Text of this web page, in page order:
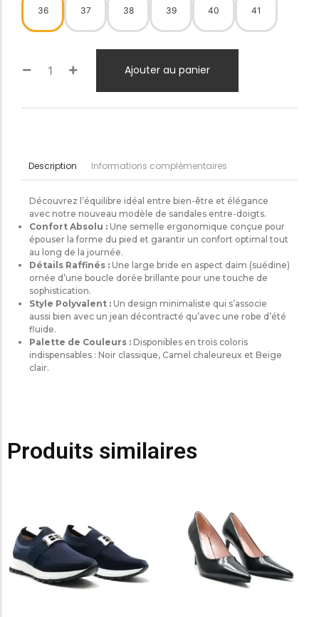
36 37 38 39 40 41
Ajouter au panier
Description Informations complémentaires
Découvrez l’équilibre idéal entre bien-être et élégance
avec notre nouveau modèle de sandales entre-doigts.
Confort Absolu : Une semelle ergonomique conçue pour
épouser la forme du pied et garantir un confort optimal tout
au long de la journée.
Détails Raffinés : Une large bride en aspect daim (suédine)
ornée d’une boucle dorée brillante pour une touche de
sophistication.
Style Polyvalent : Un design minimaliste qui s’associe
aussi bien avec un jean décontracté qu’avec une robe d’été
fluide.
Palette de Couleurs : Disponibles en trois coloris
indispensables : Noir classique, Camel chaleureux et Beige
clair.
Produits similaires